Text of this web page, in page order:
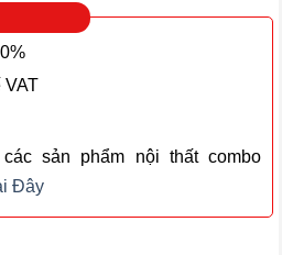
₫.
tại
là:
sản phẩm nội thất combo
Đây
10 số lượng